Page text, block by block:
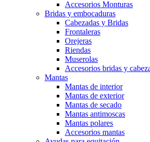
Accesorios Monturas
Bridas y embocaduras
Cabezadas y Bridas
Frontaleras
Orejeras
Riendas
Muserolas
Accesorios bridas y
Mantas
Mantas de interior
Mantas de exterior
Mantas de secado
Mantas antimoscas
Mantas polares
Accesorios mantas